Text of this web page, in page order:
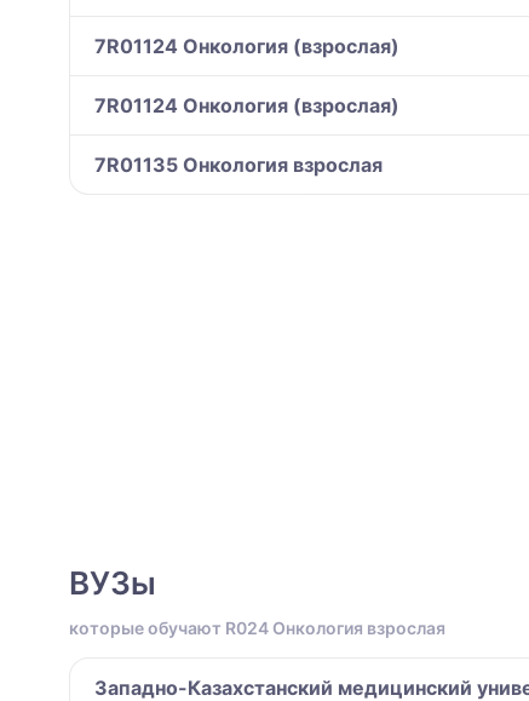
7R01124 Онкология (взрослая)
7R01124 Онкология (взрослая)
7R01135 Онкология взрослая
ВУЗы
которые обучают R024 Онкология взрослая
Западно-Казахстанский медицинский